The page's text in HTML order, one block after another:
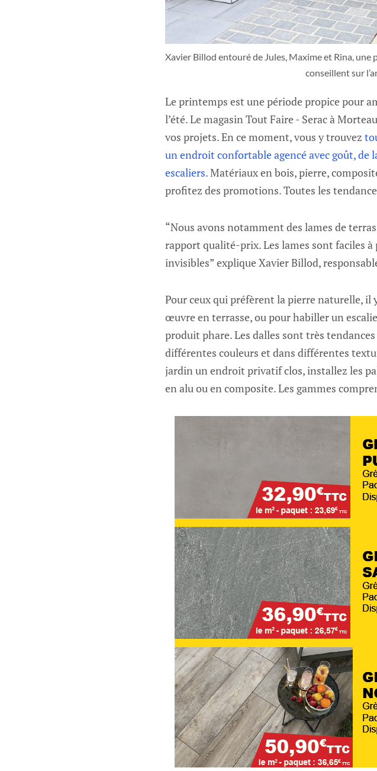
Xavier Billod entouré de Jules, Maxime et Rina, une
conseillent sur
Le printemps est une période propice pour
l’été. Le magasin Tout Faire - Serac à
vos projets. En ce moment, vous y trouvez
un endroit confortable agencé avec goût, de
escaliers. Matériaux en bois, pierre,
profitez des promotions. Toutes les
“Nous avons notamment des lames de
rapport qualité-prix. Les lames sont faciles
invisibles” explique Xavier Billod,
Pour ceux qui préfèrent la pierre naturelle, il
œuvre en terrasse, ou pour habiller un
produit phare. Les dalles sont très
différentes couleurs et dans différentes
jardin un endroit privatif clos, installez les
en alu ou en composite. Les gammes